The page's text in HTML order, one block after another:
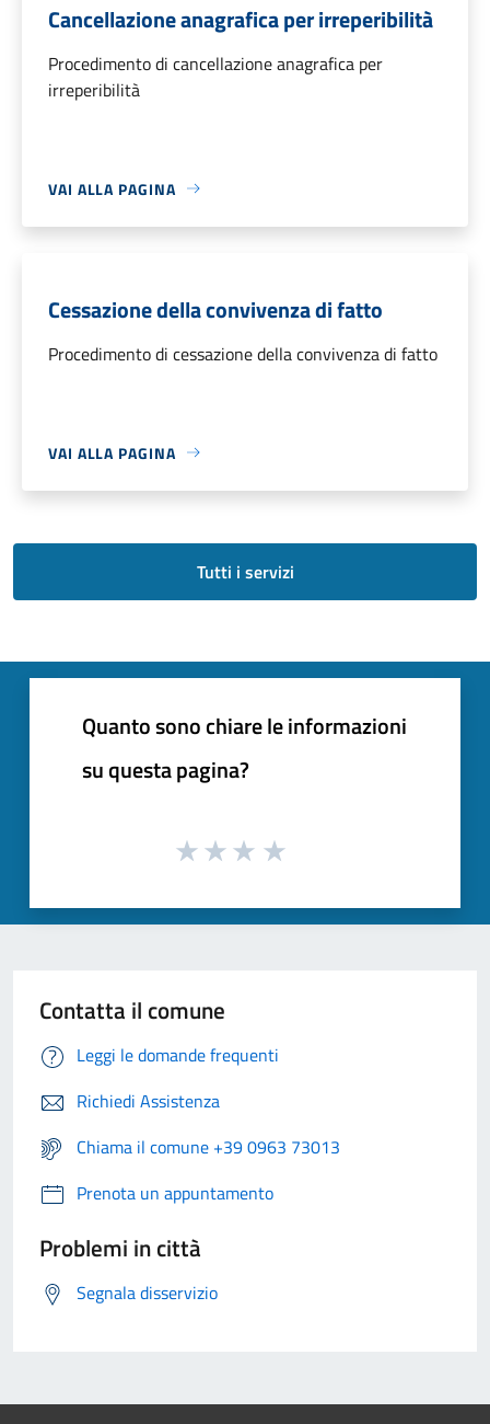
Cancellazione anagrafica per irreperibilità
Procedimento di cancellazione anagrafica per
irreperibilità
VAI ALLA PAGINA
Cessazione della convivenza di fatto
Procedimento di cessazione della convivenza di fatto
VAI ALLA PAGINA
Tutti i servizi
Quanto sono chiare le informazioni
su questa pagina?
Contatta il comune
Leggi le domande frequenti
Richiedi Assistenza
Chiama il comune +39 0963 73013
Prenota un appuntamento
Problemi in città
Segnala disservizio